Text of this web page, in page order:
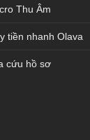
Thu Âm
tiền nhanh Olava
cứu hồ sơ